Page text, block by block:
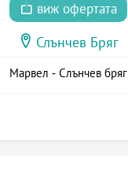
виж офертата
Слънчев Бряг
Марвел - Слънчев бряг